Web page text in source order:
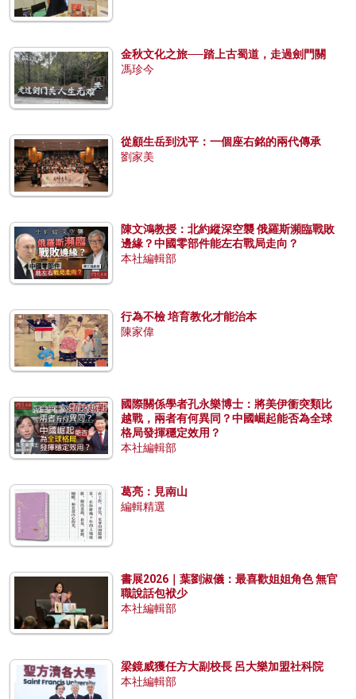
金秋文化之旅──踏上古蜀道，走過劍門關
馮珍今
從顧生岳到沈平：一個座右銘的兩代傳承
劉家美
陳文鴻教授：北約縱深空襲 俄羅斯瀕臨戰敗
邊緣？中國零部件能左右戰局走向？
本社編輯部
行為不檢 培育教化才能治本
陳家偉
國際關係學者孔永樂博士：將美伊衝突類比
越戰，兩者有何異同？中國崛起能否為全球
格局發揮穩定效用？
本社編輯部
葛亮：見南山
編輯精選
書展2026｜葉劉淑儀：最喜歡姐姐角色 無官
職說話包袱少
本社編輯部
梁鏡威獲任方大副校長 呂大樂加盟社科院
本社編輯部